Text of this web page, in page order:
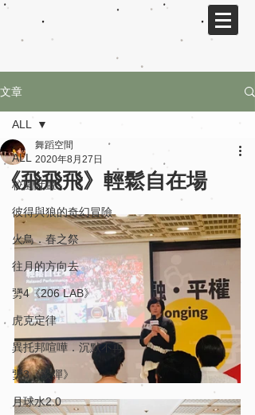
文章
ALL
校園計畫
彼得與狼的奇幻冒險
火鳥．春之祭
往月的方向去
勥4《206 LAB》
虎克定律
異托邦喧嘩．沉默不再
勥3《談彈》
月球水2.0
ALL
《飛飛飛》輕鬆自在場
舞蹈空間
2020年8月27日